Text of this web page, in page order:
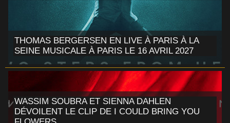
THOMAS BERGERSEN EN LIVE À PARIS À LA
SEINE MUSICALE À PARIS LE 16 AVRIL 2027
WASSIM SOUBRA ET SIENNA DAHLEN
DÉVOILENT LE CLIP DE I COULD BRING YOU